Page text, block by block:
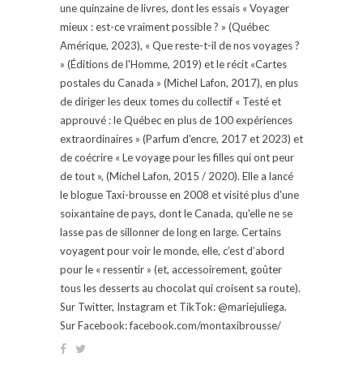
une quinzaine de livres, dont les essais « Voyager
mieux : est-ce vraiment possible ? » (Québec
Amérique, 2023), « Que reste-t-il de nos voyages ?
» (Éditions de l'Homme, 2019) et le récit «Cartes
postales du Canada » (Michel Lafon, 2017), en plus
de diriger les deux tomes du collectif « Testé et
approuvé : le Québec en plus de 100 expériences
extraordinaires » (Parfum d'encre, 2017 et 2023) et
de coécrire « Le voyage pour les filles qui ont peur
de tout », (Michel Lafon, 2015 / 2020). Elle a lancé
le blogue Taxi-brousse en 2008 et visité plus d'une
soixantaine de pays, dont le Canada, qu'elle ne se
lasse pas de sillonner de long en large. Certains
voyagent pour voir le monde, elle, c’est d’abord
pour le « ressentir » (et, accessoirement, goûter
tous les desserts au chocolat qui croisent sa route).
Sur Twitter, Instagram et TikTok: @mariejuliega.
Sur Facebook: facebook.com/montaxibrousse/